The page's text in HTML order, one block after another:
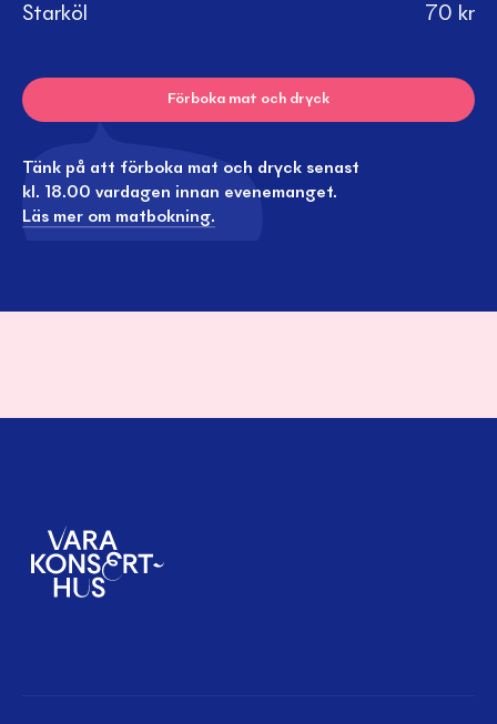
Starköl 70 kr
Förboka mat och dryck
Tänk på att förboka mat och dryck senast
kl. 18.00 vardagen innan evenemanget.
Läs mer om matbokning.